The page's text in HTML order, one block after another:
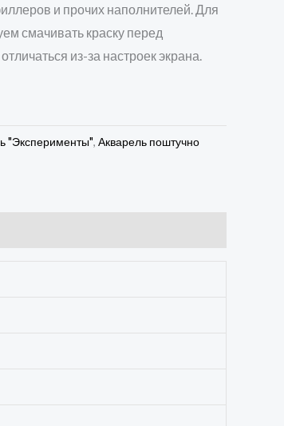
и прочих наполнителей. Для
смачивать краску перед
из-за настроек экрана.
"Эксперименты", Акварель поштучно